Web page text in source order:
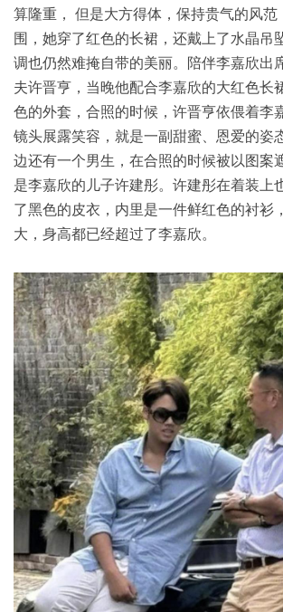
算隆重， 但是大方得体，保持贵气的风
围，她穿了红色的长裙，还戴上了水晶吊
调也仍然难掩自带的美丽。陪伴李嘉欣出
夫许晋亨，当晚他配合李嘉欣的大红色长
色的外套，合照的时候，许晋亨依偎着李
镜头展露笑容，就是一副甜蜜、恩爱的姿
边还有一个男生，在合照的时候被以图案
是李嘉欣的儿子许建彤。许建彤在着装上
了黑色的皮衣，内里是一件鲜红色的衬衫
大，身高都已经超过了李嘉欣。